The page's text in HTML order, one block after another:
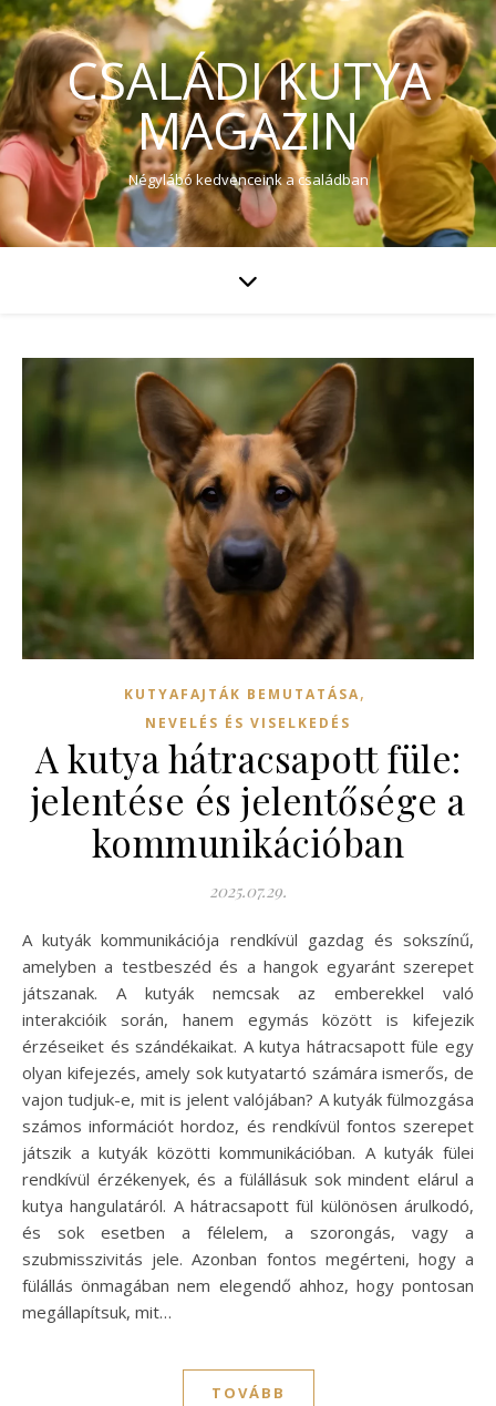
CSALÁDI KUTYA
MAGAZIN
Négylábó kedvenceink a családban
KUTYAFAJTÁK BEMUTATÁSA,
NEVELÉS ÉS VISELKEDÉS
A kutya hátracsapott füle:
jelentése és jelentősége a
kommunikációban
2025.07.29.
A kutyák kommunikációja rendkívül gazdag és sokszínű,
amelyben a testbeszéd és a hangok egyaránt szerepet
játszanak. A kutyák nemcsak az emberekkel való
interakcióik során, hanem egymás között is kifejezik
érzéseiket és szándékaikat. A kutya hátracsapott füle egy
olyan kifejezés, amely sok kutyatartó számára ismerős, de
vajon tudjuk-e, mit is jelent valójában? A kutyák fülmozgása
számos információt hordoz, és rendkívül fontos szerepet
játszik a kutyák közötti kommunikációban. A kutyák fülei
rendkívül érzékenyek, és a fülállásuk sok mindent elárul a
kutya hangulatáról. A hátracsapott fül különösen árulkodó,
és sok esetben a félelem, a szorongás, vagy a
szubmisszivitás jele. Azonban fontos megérteni, hogy a
fülállás önmagában nem elegendő ahhoz, hogy pontosan
megállapítsuk, mit…
TOVÁBB